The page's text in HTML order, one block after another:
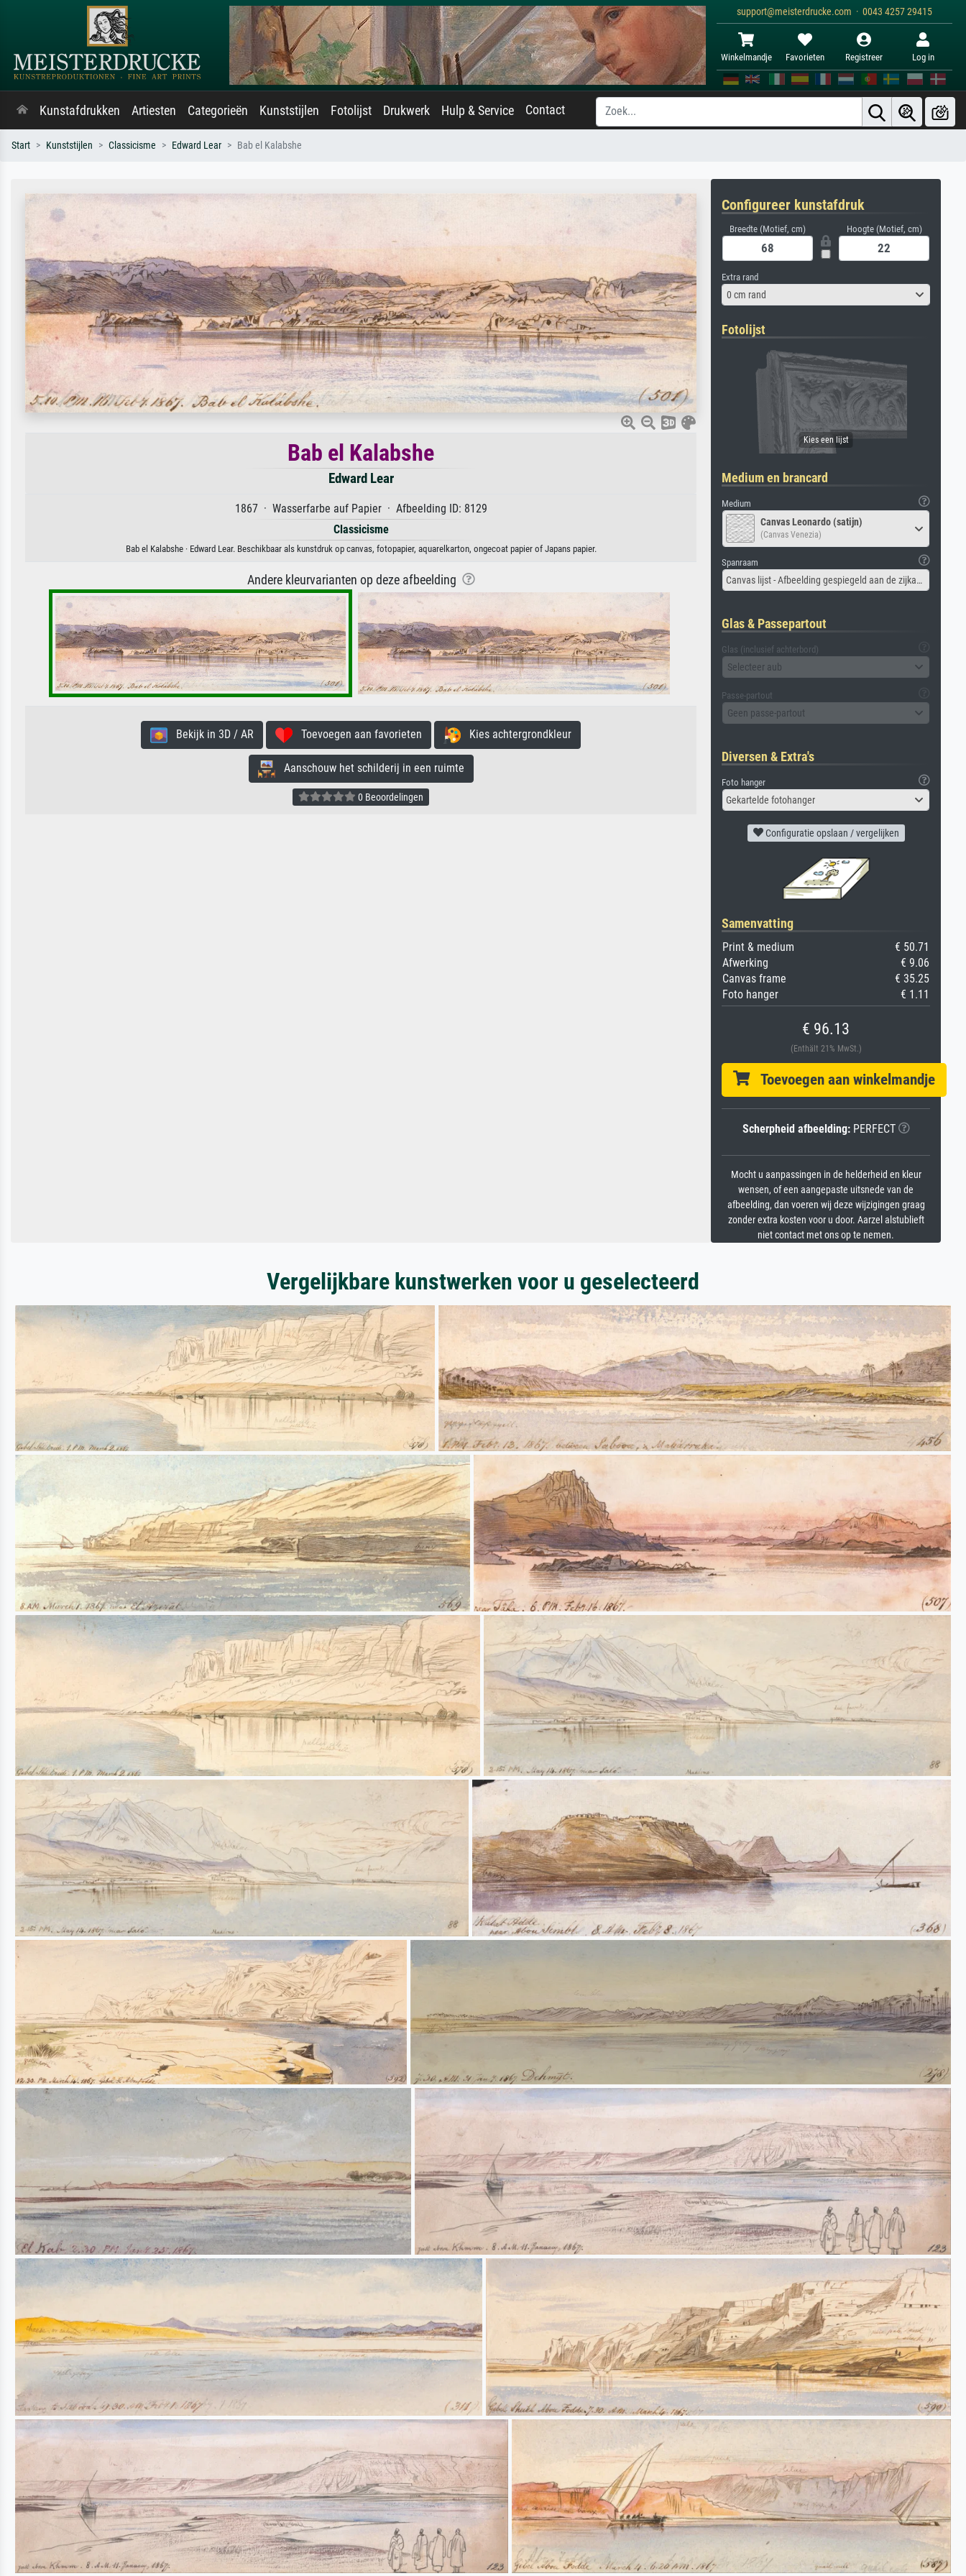
support@meisterdrucke.com · 0043 4257 29415
Winkelmandje Favorieten Registreer Log in
Kunstafdrukken Artiesten Categorieën Kunststijlen Fotolijst Drukwerk Hulp & Service Contact
Start Kunststijlen Classicisme Edward Lear Bab el Kalabshe
Bab el Kalabshe
Edward Lear
1867 · Wasserfarbe auf Papier · Afbeelding ID: 8129
Classicisme
Bab el Kalabshe · Edward Lear. Beschikbaar als kunstdruk op canvas, fotopapier, aquarelkarton, ongecoat papier of Japans papier.
Andere kleurvarianten op deze afbeelding
Bekijk in 3D / AR Toevoegen aan favorieten Kies achtergrondkleur
Aanschouw het schilderij in een ruimte
0 Beoordelingen
Configureer kunstafdruk
Breedte (Motief, cm) Hoogte (Motief, cm)
Extra rand
0 cm rand
Fotolijst
Medium en brancard
Medium
Canvas Leonardo (satijn)
(Canvas Venezia)
Spanraam
Canvas lijst - Afbeelding gespiegeld aan de zijkant
Glas & Passepartout
Glas (inclusief achterbord)
Selecteer aub
Passe-partout
Geen passe-partout
Diversen & Extra's
Foto hanger
Gekartelde fotohanger
Configuratie opslaan / vergelijken
Samenvatting
Print & medium
€ 50.71
Afwerking
€ 9.06
Canvas frame
€ 35.25
Foto hanger
€ 1.11
€ 96.13
(Enthält 21% MwSt.)
Toevoegen aan winkelmandje
Scherpheid afbeelding:PERFECT
Mocht u aanpassingen in de helderheid en kleur
wensen, of een aangepaste uitsnede van de
afbeelding, dan voeren wij deze wijzigingen graag
zonder extra kosten voor u door. Aarzel alstublieft
niet contact met ons op te nemen.
Vergelijkbare kunstwerken voor u geselecteerd